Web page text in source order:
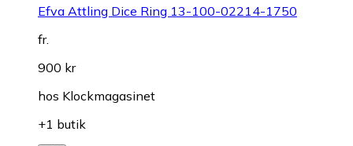
Efva Attling Dice Ring 13-100-02214-1750
fr.
900 kr
hos Klockmagasinet
+1 butik